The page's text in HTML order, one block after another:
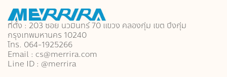
ที่ตั้ง : 203 ซอย นวมินทร์ 70 แขวง คลองกุ่ม เขต บึงกุ่ม
กรุงเทพมหานคร 10240
โทร. 064-1925266
Email : cs@merrira.com
Line ID : @merrira